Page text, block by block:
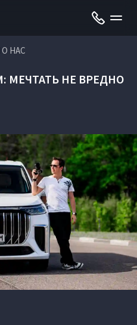
НАС
МЕЧТАТЬ НЕ ВРЕДНО